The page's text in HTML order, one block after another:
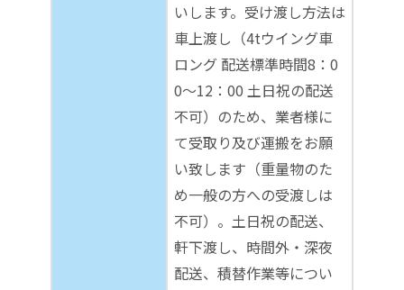
いします。受け渡し方法は
車上渡し（4tウイング車
ロング 配送標準時間8：0
0～12：00 土日祝の配送
不可）のため、業者様に
て受取り及び運搬をお願
い致します（重量物のた
め一般の方への受渡しは
不可）。土日祝の配送、
軒下渡し、時間外・深夜
配送、積替作業等につい